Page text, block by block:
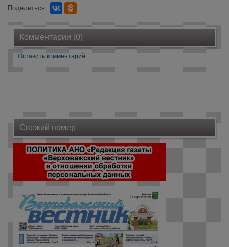
Поделиться
Комментарии (0)
Оставить комментарий
Свежий номер